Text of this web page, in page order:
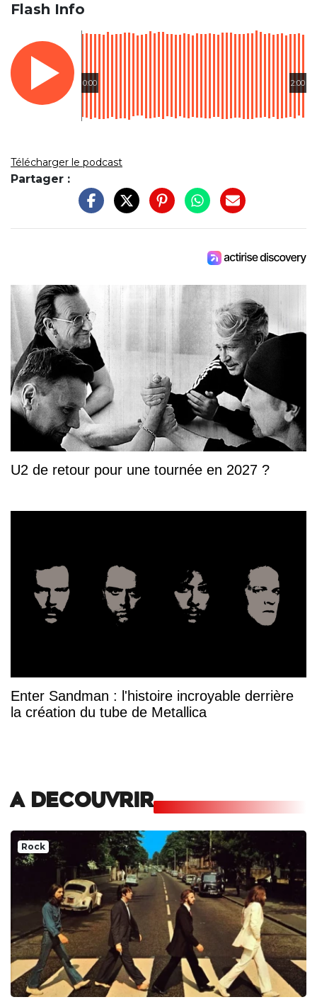
Flash Info
0:00 2:00
Télécharger le podcast
Partager :
U2 de retour pour une tournée en 2027 ?
Enter Sandman : l'histoire incroyable derrière
la création du tube de Metallica
A DECOUVRIR
Rock